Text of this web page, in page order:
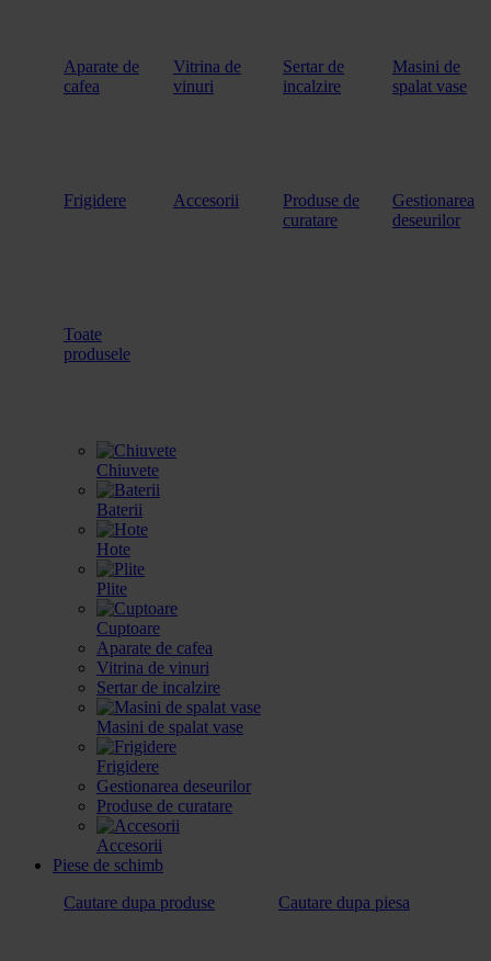
Aparate de
cafea
Vitrina de
vinuri
Sertar de
incalzire
Masini de
spalat vase
Frigidere Accesorii
Produse de
curatare
Gestionarea
deseurilor
Toate
produsele
Chiuvete
Baterii
Hote
Plite
Cuptoare
Aparate de cafea
Vitrina de vinuri
Sertar de incalzire
Masini de spalat vase
Frigidere
Gestionarea deseurilor
Produse de curatare
Accesorii
Piese de schimb
Cautare dupa produse
Cautare dupa piesa